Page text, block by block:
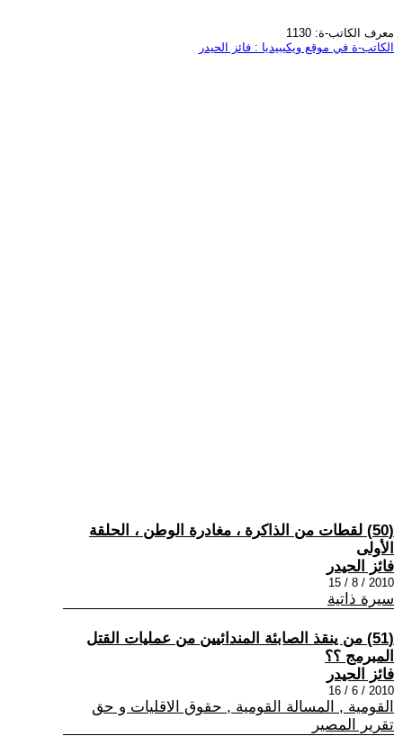
معرف الكاتب-ة: 1130
الكاتب-ة في موقع ويكيبيديا : فائز الحيدر
(50) لقطات من الذاكرة ، مغادرة الوطن ، الحلقة
الأولى
فائز الحيدر
2010 / 8 / 15
سيرة ذاتية
(51) من ينقذ الصابئة المندائيين من عمليات القتل
المبرمج ؟؟
فائز الحيدر
2010 / 6 / 16
القومية , المسالة القومية , حقوق الاقليات و حق
تقرير المصير